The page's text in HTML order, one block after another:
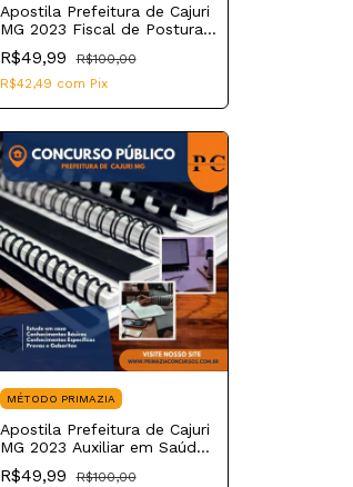
Apostila Prefeitura de Cajuri
MG 2023 Fiscal de Posturas
e Obras
R$49,99
R$100,00
R$42,49 com Pix
MÉTODO PRIMAZIA
Apostila Prefeitura de Cajuri
MG 2023 Auxiliar em Saúde
Bucal
R$49,99
R$100,00